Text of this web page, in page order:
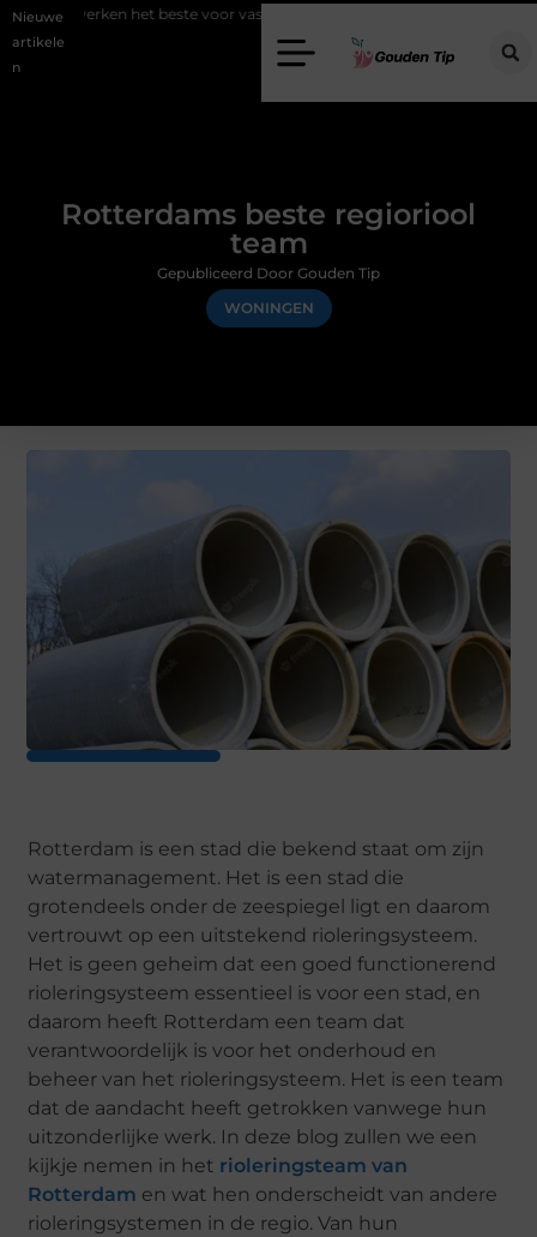
Nieuwe
artikele
n
beste voor vastgoedmarketing?
Rotterdams beste regioriool
team
WONINGEN
Gepubliceerd Door Gouden Tip
Rotterdam is een stad die bekend staat om zijn
watermanagement. Het is een stad die
grotendeels onder de zeespiegel ligt en daarom
vertrouwt op een uitstekend rioleringsysteem.
Het is geen geheim dat een goed functionerend
rioleringsysteem essentieel is voor een stad, en
daarom heeft Rotterdam een team dat
verantwoordelijk is voor het onderhoud en
beheer van het rioleringsysteem. Het is een team
dat de aandacht heeft getrokken vanwege hun
uitzonderlijke werk. In deze blog zullen we een
kijkje nemen in het rioleringsteam van
Rotterdam en wat hen onderscheidt van andere
rioleringsystemen in de regio. Van hun